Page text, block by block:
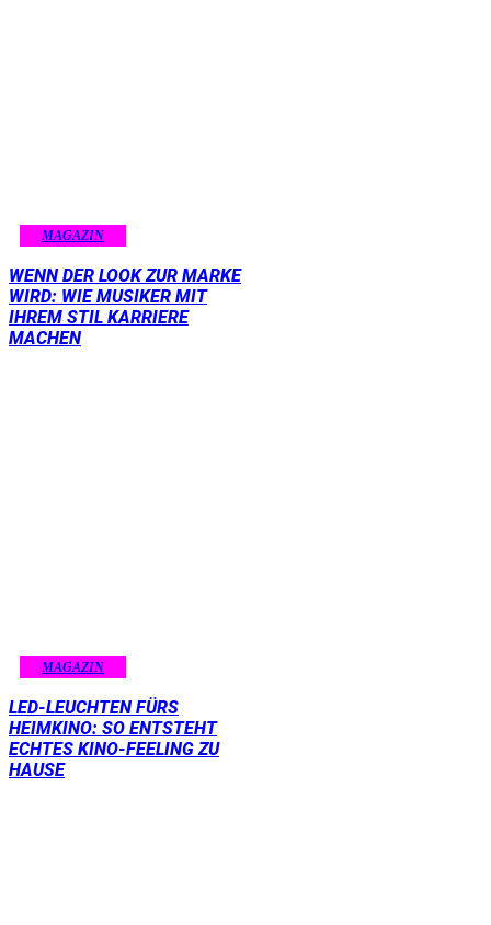
MAGAZIN
WENN DER LOOK ZUR MARKE
WIRD: WIE MUSIKER MIT
IHREM STIL KARRIERE
MACHEN
MAGAZIN
LED-LEUCHTEN FÜRS
HEIMKINO: SO ENTSTEHT
ECHTES KINO-FEELING ZU
HAUSE